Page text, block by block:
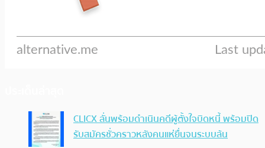
CLICX ลั่นพร้อมดำเนินคดีผู้ตั้งใจบิดหนี้ พร้อมปิด
รับสมัครชั่วคราวหลังคนแห่ยื่นจนระบบล้น